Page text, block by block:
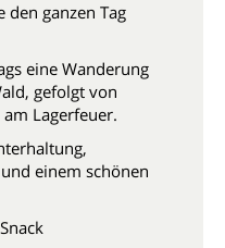
den ganzen Tag
eine Wanderung
gefolgt von
Lagerfeuer.
einem schönen